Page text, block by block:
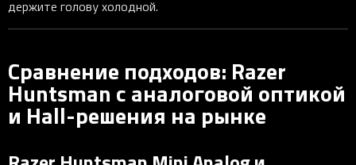
держите голову холодной.
Сравнение подходов: Razer
Huntsman с аналоговой оптикой
и Hall-решения на рынке